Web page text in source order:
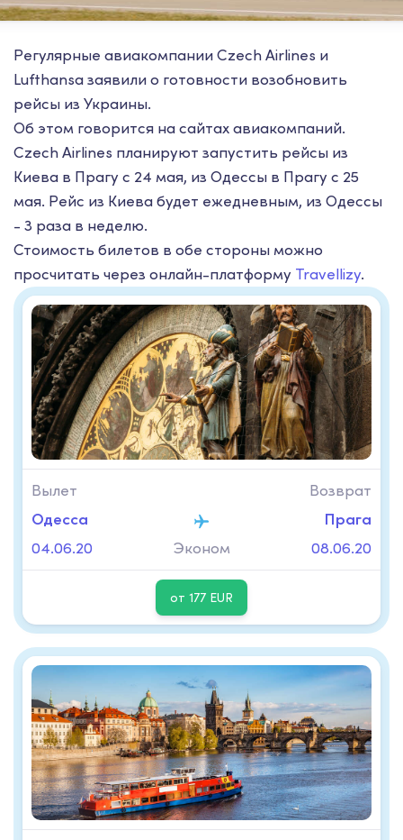
Регулярные авиакомпании Czech Airlines и
Lufthansa заявили о готовности возобновить
рейсы из Украины.
Об этом говорится на сайтах авиакомпаний.
Czech Airlines планируют запустить рейсы из
Киева в Прагу с 24 мая, из Одессы в Прагу с 25
мая. Рейс из Киева будет ежедневным, из Одессы
- 3 раза в неделю.
Стоимость билетов в обе стороны можно
просчитать через онлайн-платформу Travellizy.
Вылет
Одесcа
04.06.20
Эконом
Возврат
Прага
08.06.20
от 177 EUR